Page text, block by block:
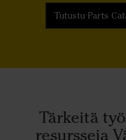
Tutustu Parts
Tärkeitä
resursseja